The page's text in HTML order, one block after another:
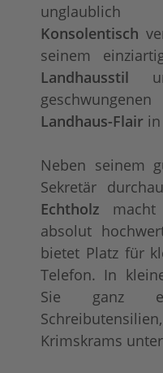
unglaublich
Konsolentisch
seinem
Landhausstil
Landhaus-Flair
Neben seinem
Sekretär
Echtholz
absolut
bietet Platz für
Telefon. In
Sie ganz
Krimskrams